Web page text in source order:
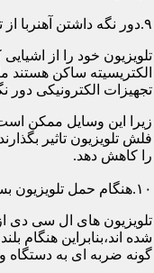
۹.دور نگه داشتن آهنربا از تلویزیون های ال ای دی
تلویزیون خود را از
تجهیزات الکترونیکی دور
زیرا این وسایل ممکن
فلش تلویزیون تاثیر
را کاهش دهد.
۱۰.هنگام حمل تلویزیون بسیار محتاط باشید
تلویزیون های ال سی دی
شده اند،بنابراین هنگام
گونه ضربه ای به دستگاه